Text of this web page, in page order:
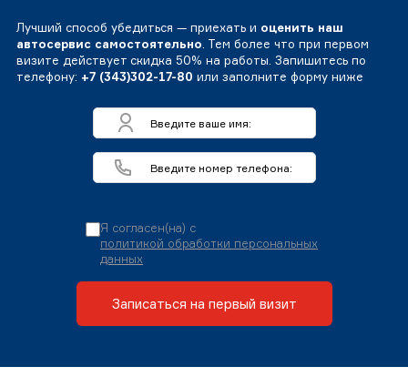
Лучший способ убедиться — приехать и оценить наш
автосервис самостоятельно. Тем более что при первом
визите действует скидка 50% на работы. Запишитесь по
телефону: +7 (343)302-17-80 или заполните форму ниже
Я согласен(на) с
политикой обработки персональных
данных
Записаться на первый визит